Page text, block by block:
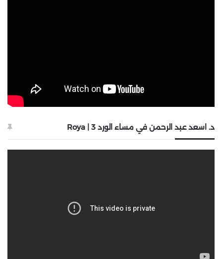
د. اسعد عبد الرحمن في مساء الورد 3 | Roya